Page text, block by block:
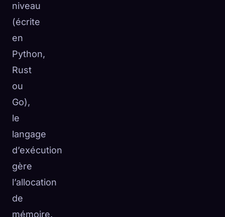
niveau
(écrite
en
Python,
Rust
ou
Go),
le
langage
d’exécution
gère
l’allocation
de
mémoire.